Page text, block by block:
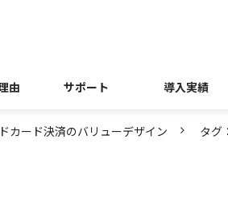
由 サポート 導入実績
カード決済のバリューデザイン タグ